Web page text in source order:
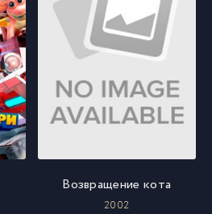
Возвращение кота
2002